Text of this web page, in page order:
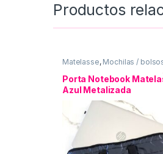
Productos
Matelasse, Mochilas /
Porta Notebook
Azul Metalizada